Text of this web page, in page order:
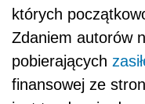
których
Zdaniem autorów
pobierających
finansowej ze